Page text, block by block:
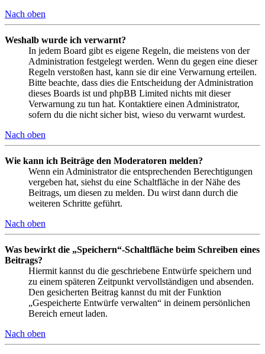
Nach oben
Weshalb wurde ich verwarnt?
In jedem Board gibt es eigene Regeln, die meistens von der
Administration festgelegt werden. Wenn du gegen eine dieser
Regeln verstoßen hast, kann sie dir eine Verwarnung erteilen.
Bitte beachte, dass dies die Entscheidung der Administration
dieses Boards ist und phpBB Limited nichts mit dieser
Verwarnung zu tun hat. Kontaktiere einen Administrator,
sofern du die nicht sicher bist, wieso du verwarnt wurdest.
Nach oben
Wie kann ich Beiträge den Moderatoren melden?
Wenn ein Administrator die entsprechenden Berechtigungen
vergeben hat, siehst du eine Schaltfläche in der Nähe des
Beitrags, um diesen zu melden. Du wirst dann durch die
weiteren Schritte geführt.
Nach oben
Was bewirkt die „Speichern“-Schaltfläche beim Schreiben eines
Beitrags?
Hiermit kannst du die geschriebene Entwürfe speichern und
zu einem späteren Zeitpunkt vervollständigen und absenden.
Den gesicherten Beitrag kannst du mit der Funktion
„Gespeicherte Entwürfe verwalten“ in deinem persönlichen
Bereich erneut laden.
Nach oben